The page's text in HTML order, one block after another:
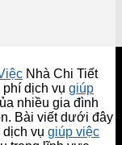
Nhà Chi Tiết
phí dịch vụ giúp
nhiều gia đình
Bài viết dưới đây
dịch vụ giúp việc